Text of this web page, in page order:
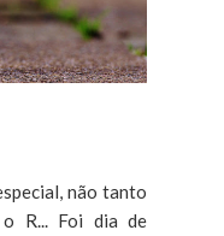
não tanto
R... Foi dia de